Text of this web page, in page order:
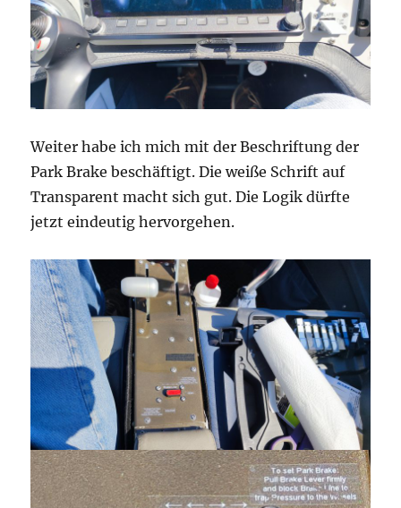
Weiter habe ich mich mit der Beschriftung der
Park Brake beschäftigt. Die weiße Schrift auf
Transparent macht sich gut. Die Logik dürfte
jetzt eindeutig hervorgehen.